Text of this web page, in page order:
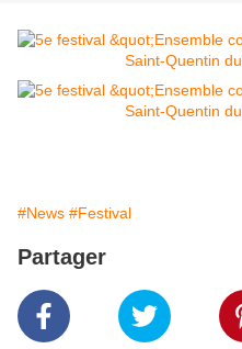
#News #Festival
Partager